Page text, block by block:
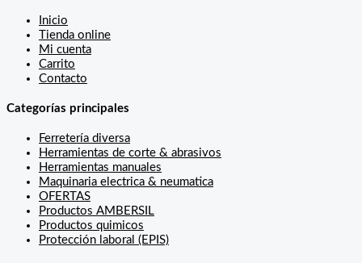
Inicio
Tienda online
Mi cuenta
Carrito
Contacto
Categorías principales
Ferretería diversa
Herramientas de corte & abrasivos
Herramientas manuales
Maquinaria electrica & neumatica
OFERTAS
Productos AMBERSIL
Productos quimicos
Protección laboral (EPIS)